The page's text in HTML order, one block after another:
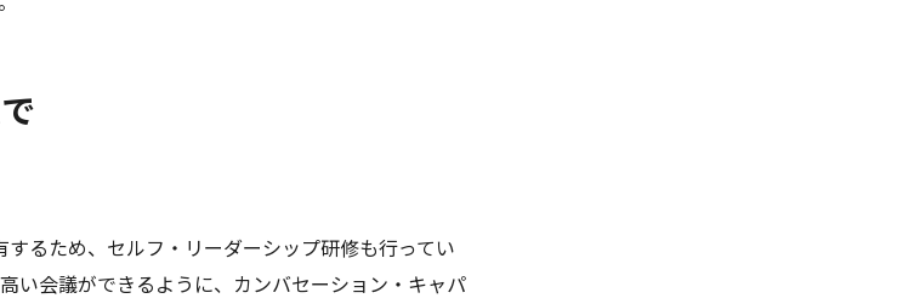
るため、セルフ・リーダーシップ研修も行ってい
い会議ができるように、カンバセーション・キャパ